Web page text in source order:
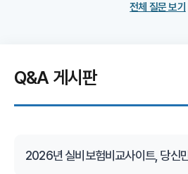
전체 질문 보기
Q&A 게시판